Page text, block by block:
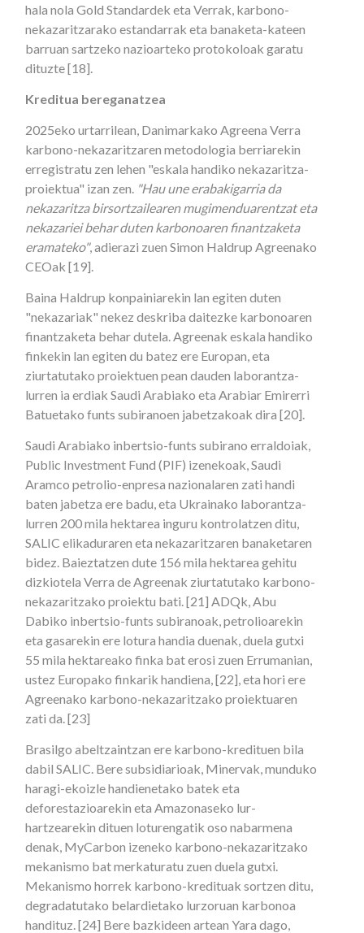
hala nola Gold Standardek eta Verrak, karbono-
nekazaritzarako estandarrak eta banaketa-kateen
barruan sartzeko nazioarteko protokoloak garatu
dituzte [18].
Kreditua bereganatzea
2025eko urtarrilean, Danimarkako Agreena Verra
karbono-nekazaritzaren metodologia berriarekin
erregistratu zen lehen "eskala handiko nekazaritza-
proiektua" izan zen. "Hau une erabakigarria da
nekazaritza birsortzailearen mugimenduarentzat eta
nekazariei behar duten karbonoaren finantzaketa
eramateko", adierazi zuen Simon Haldrup Agreenako
CEOak [19].
Baina Haldrup konpainiarekin lan egiten duten
"nekazariak" nekez deskriba daitezke karbonoaren
finantzaketa behar dutela. Agreenak eskala handiko
finkekin lan egiten du batez ere Europan, eta
ziurtatutako proiektuen pean dauden laborantza-
lurren ia erdiak Saudi Arabiako eta Arabiar Emirerri
Batuetako funts subiranoen jabetzakoak dira [20].
Saudi Arabiako inbertsio-funts subirano erraldoiak,
Public Investment Fund (PIF) izenekoak, Saudi
Aramco petrolio-enpresa nazionalaren zati handi
baten jabetza ere badu, eta Ukrainako laborantza-
lurren 200 mila hektarea inguru kontrolatzen ditu,
SALIC elikaduraren eta nekazaritzaren banaketaren
bidez. Baieztatzen dute 156 mila hektarea gehitu
dizkiotela Verra de Agreenak ziurtatutako karbono-
nekazaritzako proiektu bati. [21] ADQk, Abu
Dabiko inbertsio-funts subiranoak, petrolioarekin
eta gasarekin ere lotura handia duenak, duela gutxi
55 mila hektareako finka bat erosi zuen Errumanian,
ustez Europako finkarik handiena, [22], eta hori ere
Agreenako karbono-nekazaritzako proiektuaren
zati da. [23]
Brasilgo abeltzaintzan ere karbono-kredituen bila
dabil SALIC. Bere subsidiarioak, Minervak, munduko
haragi-ekoizle handienetako batek eta
deforestazioarekin eta Amazonaseko lur-
hartzearekin dituen loturengatik oso nabarmena
denak, MyCarbon izeneko karbono-nekazaritzako
mekanismo bat merkaturatu zuen duela gutxi.
Mekanismo horrek karbono-kredituak sortzen ditu,
degradatutako belardietako lurzoruan karbonoa
handituz. [24] Bere bazkideen artean Yara dago,